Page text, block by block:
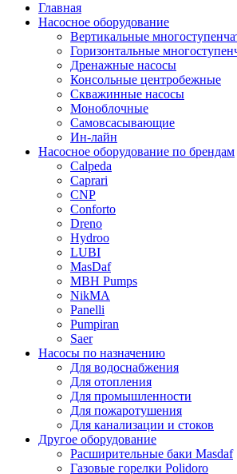
Главная
Насосное оборудование
Вертикальные
Горизонтальные
Дренажные насосы
Консольные центробежные
Скважинные насосы
Моноблочные
Самовсасывающие
Ин-лайн
Насосное оборудование по брендам
Calpeda
Caprari
CNP
Conforto
Dreno
Hydroo
LUBI
MasDaf
MBH Pumps
NikMA
Panelli
Pumpiran
Saer
Насосы по назначению
Для водоснабжения
Для отопления
Для промышленности
Для пожаротушения
Для канализации и стоков
Другое оборудование
Расширительные баки Masdaf
Газовые горелки Polidoro